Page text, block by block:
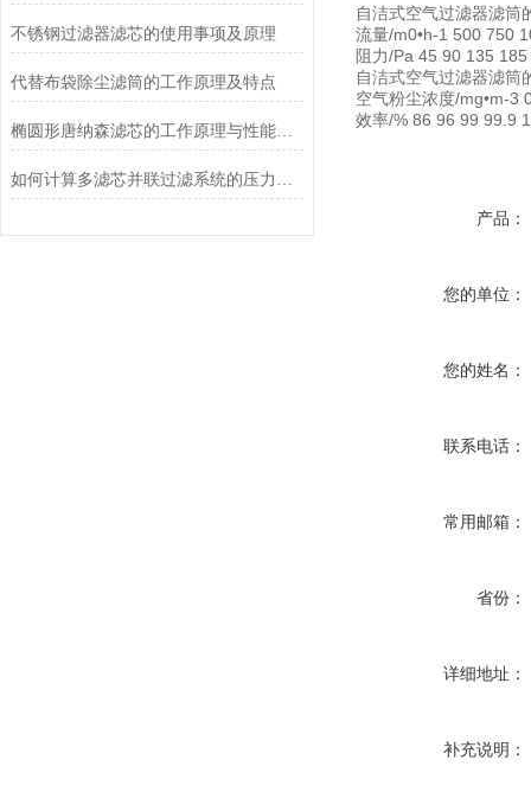
不锈钢过滤器滤芯的使用事项及原理
代替布袋除尘滤筒的工作原理及特点
椭圆形唐纳森滤芯的工作原理与性能优势
如何计算多滤芯并联过滤系统的压力损失？
自洁式空气过滤器滤筒
流量/m0•h-1 500 750
阻力/Pa 45 90 135
自洁式空气过滤器滤筒
空气粉尘浓度/mg•m-3
效率/% 86 96 99 99.9
产品：
您的单位：
您的姓名：
联系电话：
常用邮箱：
省份：
详细地址：
补充说明：